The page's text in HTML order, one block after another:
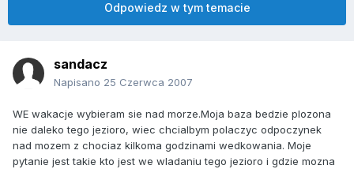
Odpowiedz w tym temacie
sandacz
Napisano 25 Czerwca 2007
WE wakacje wybieram sie nad morze.Moja baza bedzie plozona
nie daleko tego jezioro, wiec chcialbym polaczyc odpoczynek
nad mozem z chociaz kilkoma godzinami wedkowania. Moje
pytanie jest takie kto jest we wladaniu tego jezioro i gdzie mozna